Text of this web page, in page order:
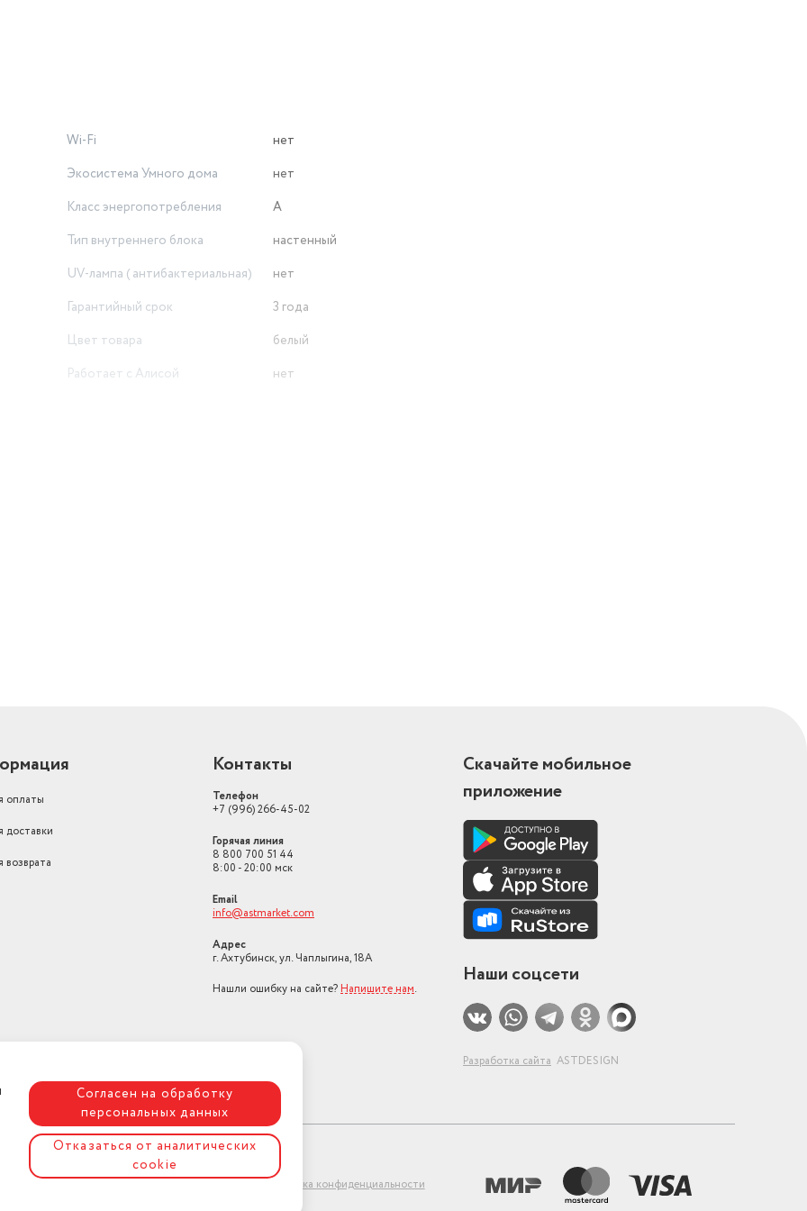
Wi-Fi
нет
Экосистема Умного дома
нет
Класс энергопотребления
A
Тип внутреннего блока
настенный
UV-лампа ( антибактериальная)
нет
Гарантийный срок
3 года
Цвет товара
белый
Работает с Алисой
нет
оплаты
доставки
возврата
Контакты
Телефон
+7 (996) 266-45-02
Горячая линия
8 800 700 51 44
8:00 - 20:00 мск
Email
info@astmarket.com
Адрес
г. Ахтубинск, ул. Чаплыгина, 18А
Нашли ошибку на сайте? Напишите нам.
Скачайте мобильное
приложение
Наши соцсети
Разработка сайта ASTDESIGN
Политика конфиденциальности
Согласен на обработку
персональных данных
Отказаться от аналитических
cookie